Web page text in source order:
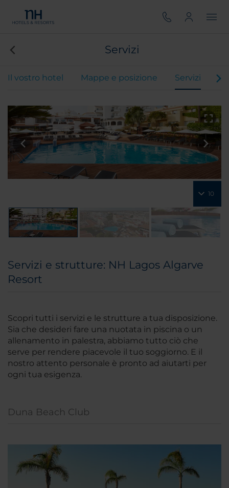
Servizi
Il vostro hotel Mappe e posizione Servizi
10
Servizi e strutture: NH Lagos Algarve
Resort
Scopri tutti i servizi e le strutture a tua disposizione.
Sia che desideri fare una nuotata in piscina o un
allenamento in palestra, abbiamo tutto ciò che
serve per rendere piacevole il tuo soggiorno. E il
nostro attento personale è pronto ad aiutarti per
ogni tua esigenza.
Duna Beach Club